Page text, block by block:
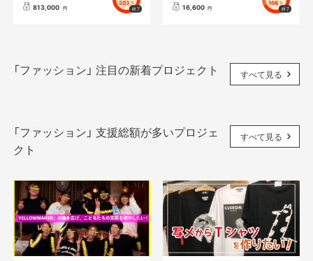
813,000 円
203 % 16,600 円
166 %
「ファッション」 注目の新着プロジェクト すべて見る
「ファッション」 支援総額が多いプロジェ
クト
すべて見る